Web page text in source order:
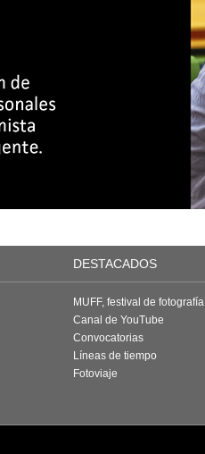
DESTACADOS
MUFF, festival de fotografía
Canal de YouTube
Convocatorias
Líneas de tiempo
Fotoviaje